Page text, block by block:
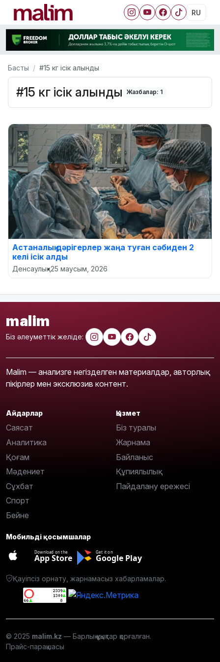
RU
Басты #15 кг ісік алынды
#15 кг ісік алынды Жазбалар: 1
Астаналық дәрігерлер жаңа туған сәбиден 2
келі ісік алды
Денсаулық•25 маусым, 2026
malim
Біз әлеуметтік желіде:
Malim — анализге негізделген материалдар, авторлық
пікірлер мен эксклюзив контент.
Айдарлар
Саясат
Аналитика
Қоғам
Мәдениет
Сұхбат
Спорт
Бейне
Қызмет
Біз туралы
Жарнама
Байланыс
Құпиялылық
Пайдалану ережесі
Мобильді қосымшалар
Download on the
App Store
Get it on
Google Play
Қауіпсіз орнату, жарнамасыз хабарламалар.
© 2025 malim.kz — Барлық құқықтар қорғалған.
Прайс-парақшасы